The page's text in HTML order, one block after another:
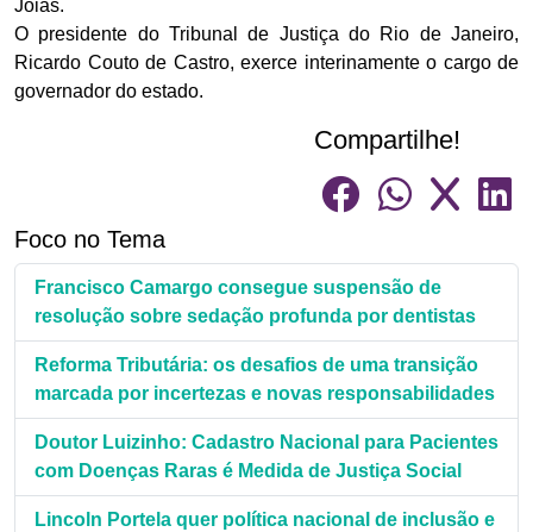
Joias.
O presidente do Tribunal de Justiça do Rio de Janeiro,
Ricardo Couto de Castro, exerce interinamente o cargo de
governador do estado.
Compartilhe!
Foco no Tema
Francisco Camargo consegue suspensão de
resolução sobre sedação profunda por dentistas
Reforma Tributária: os desafios de uma transição
marcada por incertezas e novas responsabilidades
Doutor Luizinho: Cadastro Nacional para Pacientes
com Doenças Raras é Medida de Justiça Social
Lincoln Portela quer política nacional de inclusão e